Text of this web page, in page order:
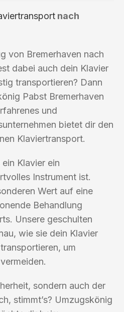
nach
von Bremerhaven nach
dabei auch dein Klavier
transportieren? Dann
Pabst Bremerhaven
und
bietet dir den
Klaviertransport.
Klavier ein
Instrument ist.
Wert auf eine
Behandlung
Unsere geschulten
wie sie dein Klavier
um
sondern auch der
stimmt’s? Umzugskönig